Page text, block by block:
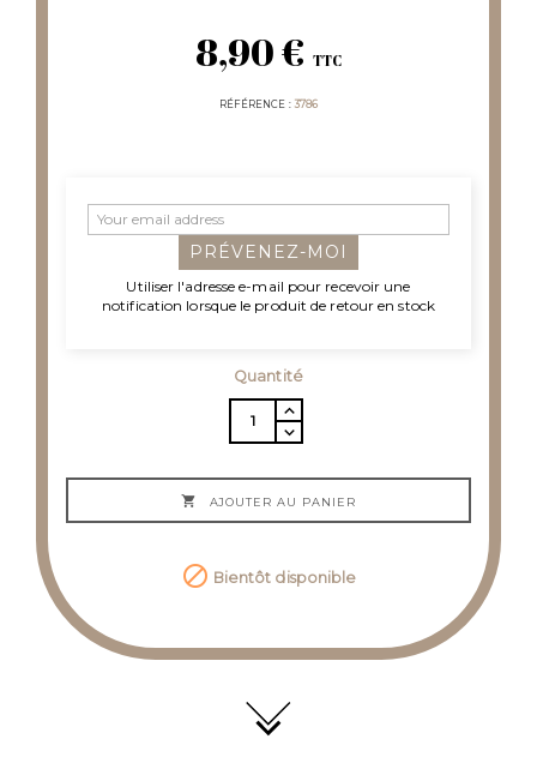
8,90 € TTC
RÉFÉRENCE 3786
PRÉVENEZ-MOI
Utiliser l'adresse e-mail pour recevoir une
notification lorsque le produit de retour en stock
Quantité
 AJOUTER AU PANIER
 Bientôt disponible